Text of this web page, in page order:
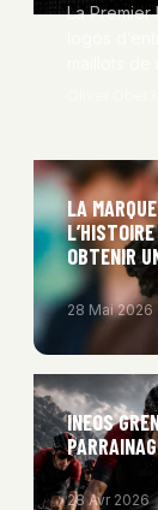
La
LA
OBTENIR
28 Mai 2026
INEOS
28 Avr 2026